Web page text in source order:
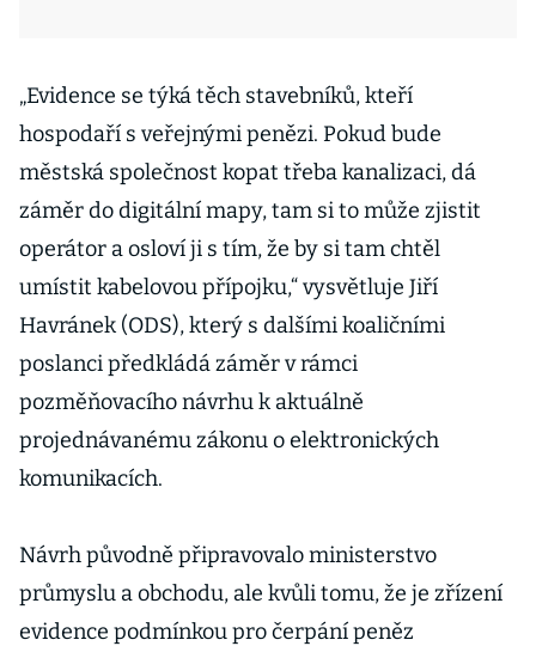
„Evidence se týká těch stavebníků, kteří
hospodaří s veřejnými penězi. Pokud bude
městská společnost kopat třeba kanalizaci, dá
záměr do digitální mapy, tam si to může zjistit
operátor a osloví ji s tím, že by si tam chtěl
umístit kabelovou přípojku,“ vysvětluje Jiří
Havránek (ODS), který s dalšími koaličními
poslanci předkládá záměr v rámci
pozměňovacího návrhu k aktuálně
projednávanému zákonu o elektronických
komunikacích.
Návrh původně připravovalo ministerstvo
průmyslu a obchodu, ale kvůli tomu, že je zřízení
evidence podmínkou pro čerpání peněz